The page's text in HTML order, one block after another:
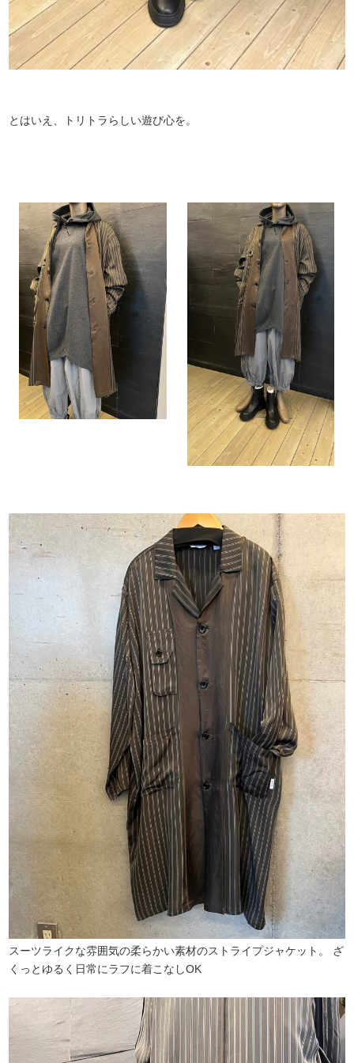
とはいえ、トリトラらしい遊び心を。
スーツライクな雰囲気の柔らかい素材のストライプジャケット。 ざ
くっとゆるく日常にラフに着こなしOK